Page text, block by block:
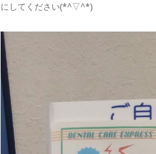
にしてください(*^▽^*)